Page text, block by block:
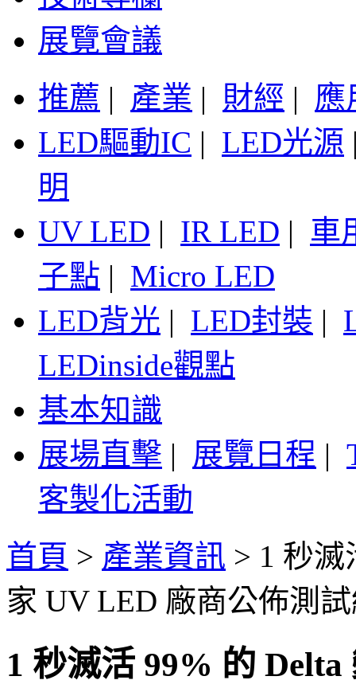
展覽會議
推薦 | 產業 | 財經 | 應
LED驅動IC | LED光源
明
UV LED | IR LED | 車
子點 | Micro LED
LED背光 | LED封裝 |
LEDinside觀點
基本知識
展場直擊 | 展覽日程 |
客製化活動
首頁 > 產業資訊 > 1 秒滅
家 UV LED 廠商公佈測
1 秒滅活 99% 的